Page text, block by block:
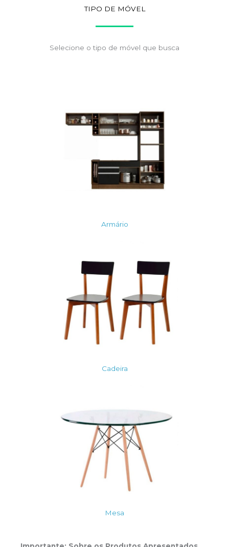
TIPO DE MÓVEL
Selecione o tipo de móvel que busca
Armário
Cadeira
Mesa